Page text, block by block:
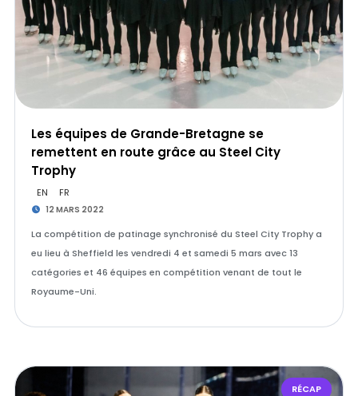
Les équipes de Grande-Bretagne se
remettent en route grâce au Steel City
Trophy
EN FR
12 MARS 2022
La compétition de patinage synchronisé du Steel City Trophy a
eu lieu à Sheffield les vendredi 4 et samedi 5 mars avec 13
catégories et 46 équipes en compétition venant de tout le
Royaume-Uni.
RÉCAP